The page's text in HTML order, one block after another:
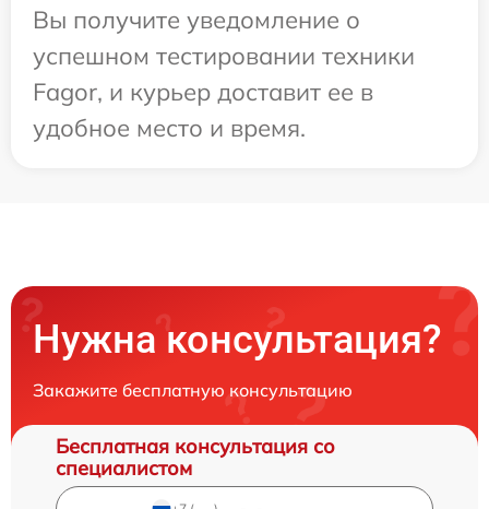
Вы получите уведомление о
успешном тестировании техники
Fagor, и курьер доставит ее в
удобное место и время.
Нужна консультация?
Закажите бесплатную консультацию
Бесплатная консультация со
специалистом